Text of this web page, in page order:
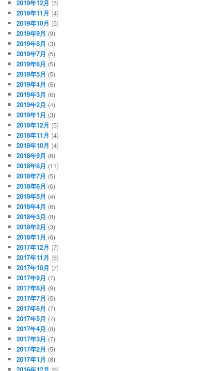
2019年12月 (5)
2019年11月 (4)
2019年10月 (5)
2019年9月 (9)
2019年8月 (3)
2019年7月 (5)
2019年6月 (5)
2019年5月 (5)
2019年4月 (5)
2019年3月 (6)
2019年2月 (4)
2019年1月 (3)
2018年12月 (5)
2018年11月 (4)
2018年10月 (4)
2018年9月 (6)
2018年8月 (11)
2018年7月 (5)
2018年6月 (6)
2018年5月 (4)
2018年4月 (6)
2018年3月 (8)
2018年2月 (3)
2018年1月 (6)
2017年12月 (7)
2017年11月 (6)
2017年10月 (7)
2017年9月 (7)
2017年8月 (9)
2017年7月 (5)
2017年6月 (7)
2017年5月 (7)
2017年4月 (8)
2017年3月 (7)
2017年2月 (5)
2017年1月 (8)